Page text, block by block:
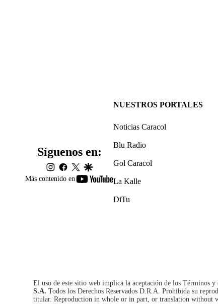
Más contenido en
youtube-
Síguenos en:
instagram
facebook
twittergoogle
NUESTROS PORTALES
Noticias Caracol
Blu Radio
Gol Caracol
La Kalle
DiTu
El uso de este sitio web implica la aceptación de los Términos y
S.A. Todos los Derechos Reservados D.R.A. Prohibida su
titular. Reproduction in whole or in part, or translation without